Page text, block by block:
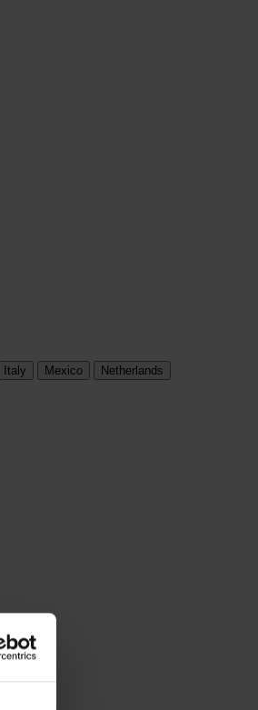
Italy Mexico
Netherlands